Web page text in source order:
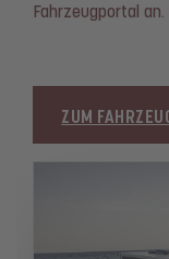
Fahrzeugportal an.
ZUM